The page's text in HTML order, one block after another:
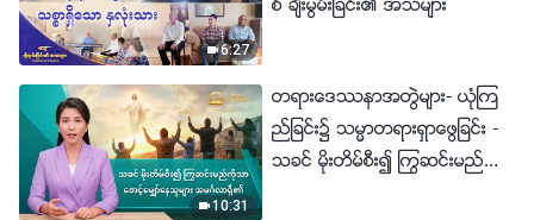
6:27
စ္ ခ်ီးမြမ္းျခင္း၏ အသံမ်ား
10:31
တရားေဒႆနာအတြဲမ်ား- ယုံၾက
ည္ျခင္း၌ သမၼာတရားရွာေဖြျခင္း -
သခင္ မိုးတိမ္စီး၍ ႂကြဆင္းမည္ကို